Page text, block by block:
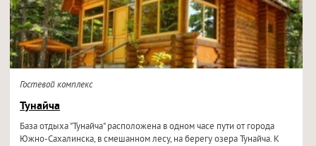
Гостевой комплекс
Тунайча
База отдыха "Тунайча" расположена в одном часе пути от города
Южно-Сахалинска, в смешанном лесу, на берегу озера Тунайча. К